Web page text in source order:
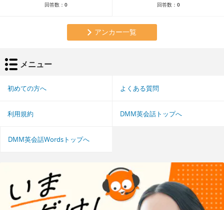
回答数： 0 回答数： 0
アンカー一覧
メニュー
初めての方へ よくある質問
利用規約 DMM英会話トップへ
DMM英会話Wordsトップへ